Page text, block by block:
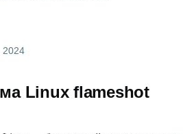
2024
Linux flameshot